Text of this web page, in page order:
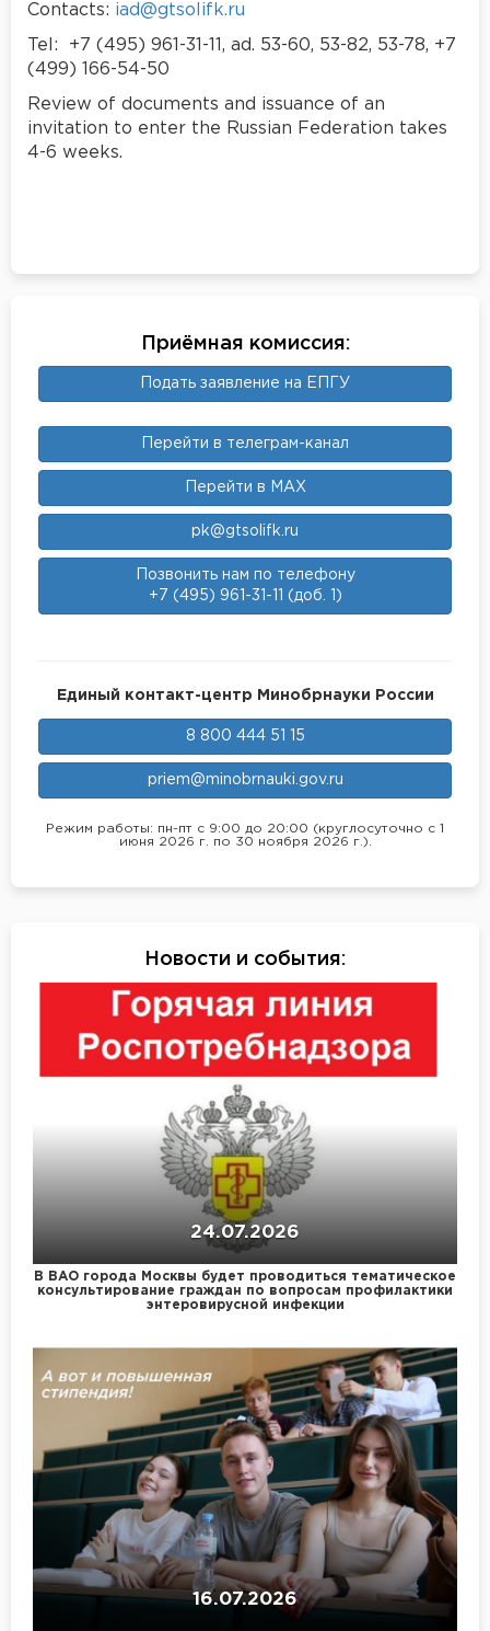
Contacts: iad@gtsolifk.ru
Tel: +7 (495) 961-31-11, ad. 53-60, 53-82, 53-78, +7
(499) 166-54-50
Review of documents and issuance of an
invitation to enter the Russian Federation takes
4-6 weeks.
Приёмная комиссия:
Подать заявление на ЕПГУ
Перейти в телеграм-канал
Перейти в MAX
pk@gtsolifk.ru
Позвонить нам по телефону
+7 (495) 961-31-11 (доб. 1)
Единый контакт-центр Минобрнауки России
8 800 444 51 15
priem@minobrnauki.gov.ru
Режим работы: пн-пт с 9:00 до 20:00 (круглосуточно с 1
июня 2026 г. по 30 ноября 2026 г.).
Новости и события:
24.07.2026
В ВАО города Москвы будет проводиться тематическое
консультирование граждан по вопросам профилактики
энтеровирусной инфекции
16.07.2026